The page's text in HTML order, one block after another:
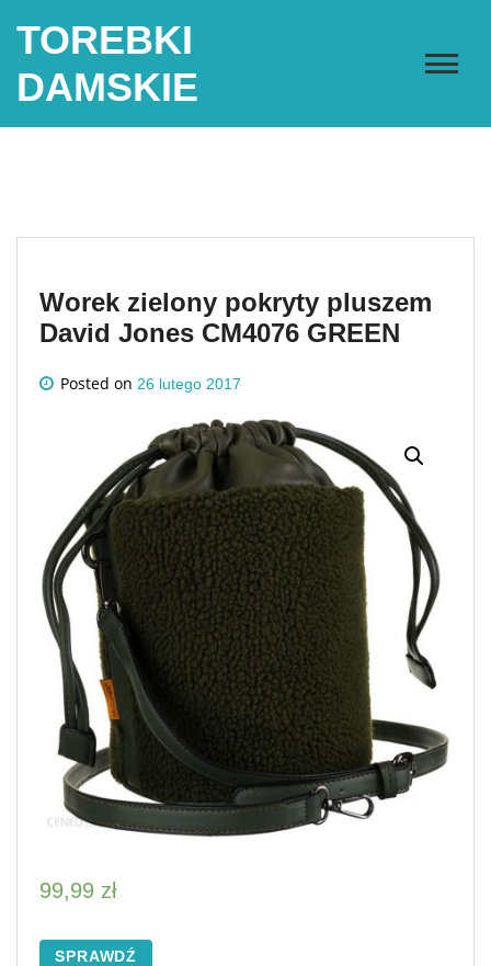
TOREBKI
DAMSKIE
Worek zielony pokryty pluszem
David Jones CM4076 GREEN
Posted on 26 lutego 2017
99,99 zł
SPRAWDŹ